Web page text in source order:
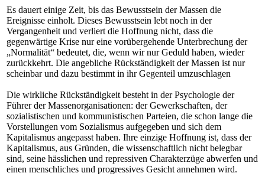
Es dauert einige Zeit, bis das Bewusstsein der Massen die
Ereignisse einholt. Dieses Bewusstsein lebt noch in der
Vergangenheit und verliert die Hoffnung nicht, dass die
gegenwärtige Krise nur eine vorübergehende Unterbrechung der
„Normalität“ bedeutet, die, wenn wir nur Geduld haben, wieder
zurückkehrt. Die angebliche Rückständigkeit der Massen ist nur
scheinbar und dazu bestimmt in ihr Gegenteil umzuschlagen
Die wirkliche Rückständigkeit besteht in der Psychologie der
Führer der Massenorganisationen: der Gewerkschaften, der
sozialistischen und kommunistischen Parteien, die schon lange die
Vorstellungen vom Sozialismus aufgegeben und sich dem
Kapitalismus angepasst haben. Ihre einzige Hoffnung ist, dass der
Kapitalismus, aus Gründen, die wissenschaftlich nicht belegbar
sind, seine hässlichen und repressiven Charakterzüge abwerfen und
einen menschliches und progressives Gesicht annehmen wird.